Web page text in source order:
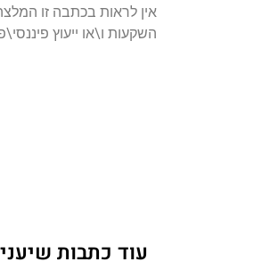
אין לראות בכתבה זו
השקעות ו\או ייעוץ
עוד כתבות